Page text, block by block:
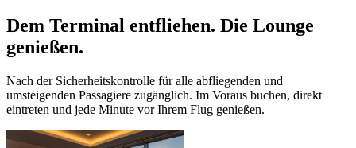
Dem Terminal entfliehen. Die Lounge
genießen.
Nach der Sicherheitskontrolle für alle abfliegenden und
umsteigenden Passagiere zugänglich. Im Voraus buchen, direkt
eintreten und jede Minute vor Ihrem Flug genießen.